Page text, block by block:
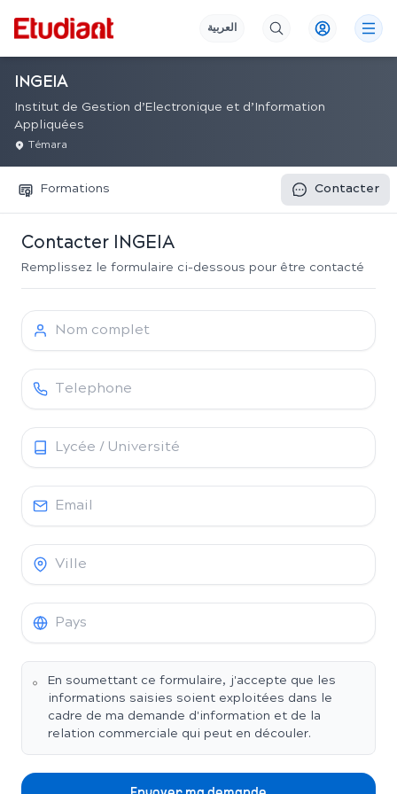
العربية
INGEIA
Institut de Gestion d’Electronique et d’Information
Appliquées
Témara
Formations Contacter
Contacter INGEIA
Remplissez le formulaire ci-dessous pour être contacté
En soumettant ce formulaire, j'accepte que les
informations saisies soient exploitées dans le
cadre de ma demande d'information et de la
relation commerciale qui peut en découler.